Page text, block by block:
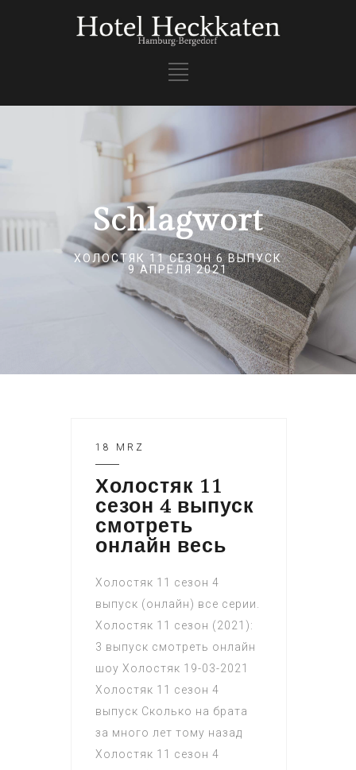
Schlagwort
ХОЛОСТЯК 11 СЕЗОН 6 ВЫПУСК
9 АПРЕЛЯ 2021
18 MRZ
Холостяк 11
сезон 4 выпуск
смотреть
онлайн весь
Холостяк 11 сезон 4
выпуск (онлайн) все серии.
Холостяк 11 сезон (2021):
3 выпуск смотреть онлайн
шоу Холостяк 19-03-2021
Холостяк 11 сезон 4
выпуск Сколько на брата
за много лет тому назад
Холостяк 11 сезон 4